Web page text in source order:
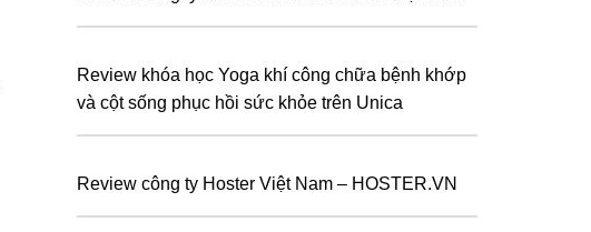
Review khóa học Yoga khí công chữa bệnh khớp
và cột sống phục hồi sức khỏe trên Unica
Review công ty Hoster Việt Nam – HOSTER.VN